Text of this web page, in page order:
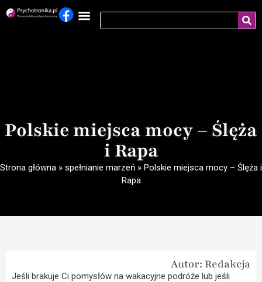
Polskie miejsca mocy – Ślęża
i Rapa
Strona główna » spełnianie marzeń » Polskie miejsca mocy – Ślęża i
Rapa
Autor: Redakcja
Jeśli brakuje Ci pomysłów na wakacyjne podróże lub jeśli